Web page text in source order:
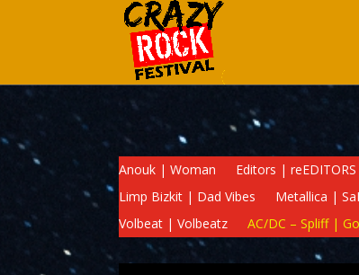
Anouk | Woman Editors | reEDITORS
Limp Bizkit | Dad Vibes
Metallica |
Volbeat | Volbeatz
AC/DC – Spliff |